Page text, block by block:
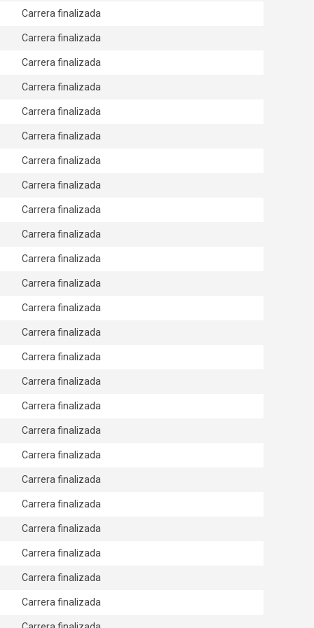
Carrera finalizada
Carrera finalizada
Carrera finalizada
Carrera finalizada
Carrera finalizada
Carrera finalizada
Carrera finalizada
Carrera finalizada
Carrera finalizada
Carrera finalizada
Carrera finalizada
Carrera finalizada
Carrera finalizada
Carrera finalizada
Carrera finalizada
Carrera finalizada
Carrera finalizada
Carrera finalizada
Carrera finalizada
Carrera finalizada
Carrera finalizada
Carrera finalizada
Carrera finalizada
Carrera finalizada
Carrera finalizada